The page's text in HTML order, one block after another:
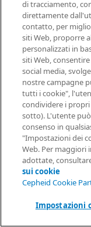
Serie
Disponibile in
moduli,
comprovato
come nucleo
tecnologia
di tracciamento,
direttamente
contatto, per
siti Web, proporre
personalizzati in
siti Web,
social media,
nostre campagne
tutti i cookie",
condividere i
sotto). L'utente
consenso in
"Impostazioni dei
Web. Per maggiori
adottate,
sui cookie
Cepheid Cookie
Impostazioni